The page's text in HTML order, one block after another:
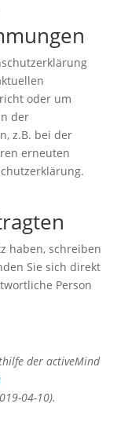
oder um
der
z.B. bei der
erneuten
haben, schreiben
Sie sich direkt
Person
der activeMind
04-10).